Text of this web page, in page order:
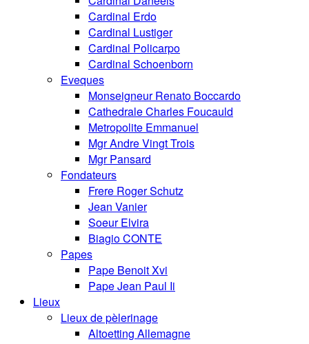
Cardinal Erdo
Cardinal Lustiger
Cardinal Policarpo
Cardinal Schoenborn
Eveques
Monseigneur Renato Boccardo
Cathedrale Charles Foucauld
Metropolite Emmanuel
Mgr Andre Vingt Trois
Mgr Pansard
Fondateurs
Frere Roger Schutz
Jean Vanier
Soeur Elvira
Biagio CONTE
Papes
Pape Benoit Xvi
Pape Jean Paul Ii
Lieux
Lieux de pèlerinage
Altoetting Allemagne